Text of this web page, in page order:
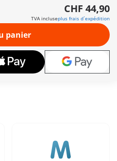
petits explorateurs sont
un éléphant, un
de 3 à 6 jours
de CHF 99
CHF 44,90
TVA incluseplus frais d´expédition
panier